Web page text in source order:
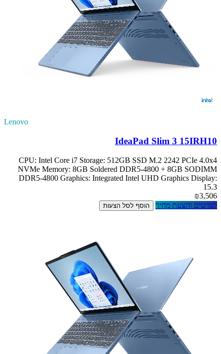
Lenovo
IdeaPad Slim 3 15IRH10
CPU: Intel Core i7 Storage: 512GB SSD M.2 2242 PCIe 4.0x4
NVMe Memory: 8GB Soldered DDR5-4800 + 8GB SODIMM
DDR5-4800 Graphics: Integrated Intel UHD Graphics Display:
15.3
₪3,506
לפרטים והצעת מחיר
הוסף לסל הצעות